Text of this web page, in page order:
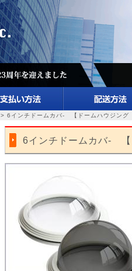
> 6インチドームカバ- 【ドームハウジン
6インチドームカバ-